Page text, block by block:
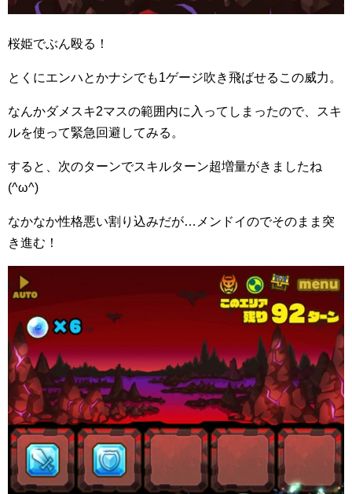
桜姫でぶん殴る！
とくにエンハとかナシでも1ゲージ吹き飛ばせるこの威力。
なんかダメスキ2マスの範囲内に入ってしまったので、スキ
ルを使って緊急回避してみる。
すると、次のターンでスキルターン超増量がきましたね
(^ω^)
なかなか性格悪い割り込みだが…メンドイのでそのまま突
き進む！